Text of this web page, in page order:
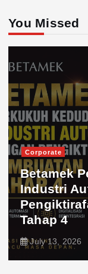
You Missed
Corporate
Betamek
Industri
Tahap 4
July 13, 2026